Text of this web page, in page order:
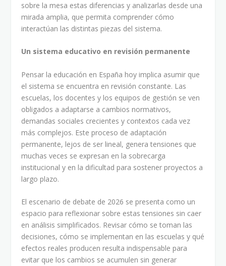
sobre la mesa estas diferencias y analizarlas desde una
mirada amplia, que permita comprender cómo
interactúan las distintas piezas del sistema.
Un sistema educativo en revisión permanente
Pensar la educación en España hoy implica asumir que
el sistema se encuentra en revisión constante. Las
escuelas, los docentes y los equipos de gestión se ven
obligados a adaptarse a cambios normativos,
demandas sociales crecientes y contextos cada vez
más complejos. Este proceso de adaptación
permanente, lejos de ser lineal, genera tensiones que
muchas veces se expresan en la sobrecarga
institucional y en la dificultad para sostener proyectos a
largo plazo.
El escenario de debate de 2026 se presenta como un
espacio para reflexionar sobre estas tensiones sin caer
en análisis simplificados. Revisar cómo se toman las
decisiones, cómo se implementan en las escuelas y qué
efectos reales producen resulta indispensable para
evitar que los cambios se acumulen sin generar